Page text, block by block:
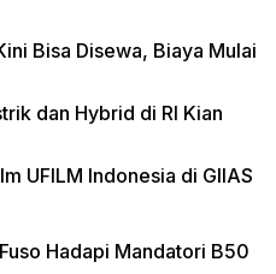
Bisa Disewa, Biaya Mulai
dan Hybrid di RI Kian
UFILM Indonesia di GIIAS
Hadapi Mandatori B50